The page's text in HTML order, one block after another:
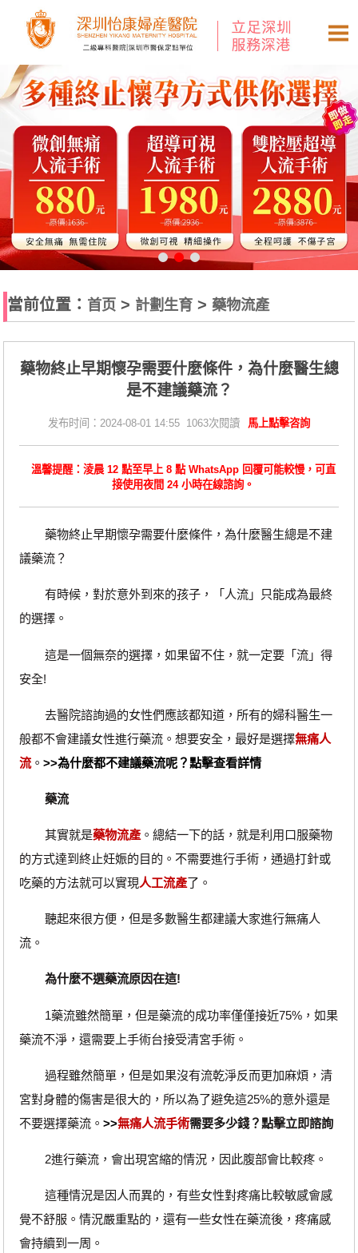
當前位置： 首页 > 計劃生育 > 藥物流產
藥物終止早期懷孕需要什麼條件，為什麼醫生總
是不建議藥流？
发布时间：2024-08-01 14:55 1063次閱讀 馬上點擊咨詢
溫馨提醒：淩晨 12 點至早上 8 點 WhatsApp 回覆可能較慢，可直
接使用夜間 24 小時在線諮詢。
藥物終止早期懷孕需要什麼條件，為什麼醫生總是不建
議藥流？
有時候，對於意外到來的孩子，「人流」只能成為最終
的選擇。
這是一個無奈的選擇，如果留不住，就一定要「流」得
安全!
去醫院諮詢過的女性們應該都知道，所有的婦科醫生一
般都不會建議女性進行藥流。想要安全，最好是選擇無痛人
流。 >>為什麼都不建議藥流呢？點擊查看詳情
藥流
其實就是藥物流產。總結一下的話，就是利用口服藥物
的方式達到終止妊娠的目的。不需要進行手術，通過打針或
吃藥的方法就可以實現人工流產了。
聽起來很方便，但是多數醫生都建議大家進行無痛人
流。
為什麼不選藥流原因在這!
1藥流雖然簡單，但是藥流的成功率僅僅接近75%，如果
藥流不淨，還需要上手術台接受清宮手術。
過程雖然簡單，但是如果沒有流乾淨反而更加麻煩，清
宮對身體的傷害是很大的，所以為了避免這25%的意外還是
不要選擇藥流。 >>無痛人流手術需要多少錢？點擊立即諮詢
2進行藥流，會出現宮縮的情況，因此腹部會比較疼。
這種情況是因人而異的，有些女性對疼痛比較敏感會感
覺不舒服。情況嚴重點的，還有一些女性在藥流後，疼痛感
會持續到一周。